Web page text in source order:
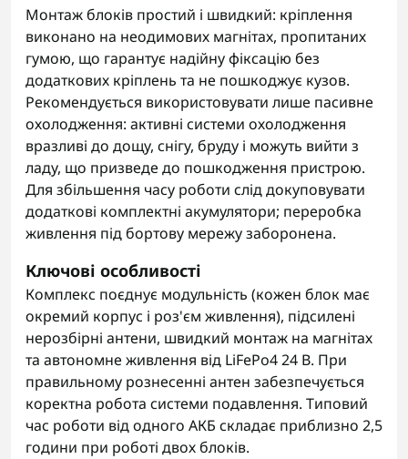
Монтаж блоків простий і швидкий: кріплення
виконано на неодимових магнітах, пропитаних
гумою, що гарантує надійну фіксацію без
додаткових кріплень та не пошкоджує кузов.
Рекомендується використовувати лише пасивне
охолодження: активні системи охолодження
вразливі до дощу, снігу, бруду і можуть вийти з
ладу, що призведе до пошкодження пристрою.
Для збільшення часу роботи слід докуповувати
додаткові комплектні акумулятори; переробка
живлення під бортову мережу заборонена.
Ключові особливості
Комплекс поєднує модульність (кожен блок має
окремий корпус і роз'єм живлення), підсилені
нерозбірні антени, швидкий монтаж на магнітах
та автономне живлення від LiFePo4 24 В. При
правильному рознесенні антен забезпечується
коректна робота системи подавлення. Типовий
час роботи від одного АКБ складає приблизно 2,5
години при роботі двох блоків.